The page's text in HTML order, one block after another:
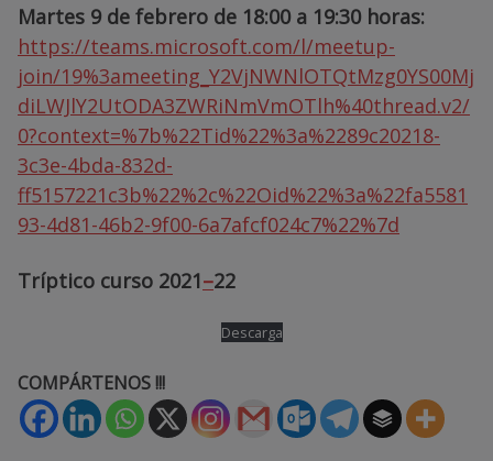
Martes 9 de febrero de 18:00 a 19:30 horas:
https://teams.microsoft.com/l/meetup-
join/19%3ameeting_Y2VjNWNlOTQtMzg0YS00Mj
diLWJlY2UtODA3ZWRiNmVmOTlh%40thread.v2/
0?context=%7b%22Tid%22%3a%2289c20218-
3c3e-4bda-832d-
ff5157221c3b%22%2c%22Oid%22%3a%22fa5581
93-4d81-46b2-9f00-6a7afcf024c7%22%7d
Tríptico curso 2021–22
Descarga
COMPÁRTENOS !!!